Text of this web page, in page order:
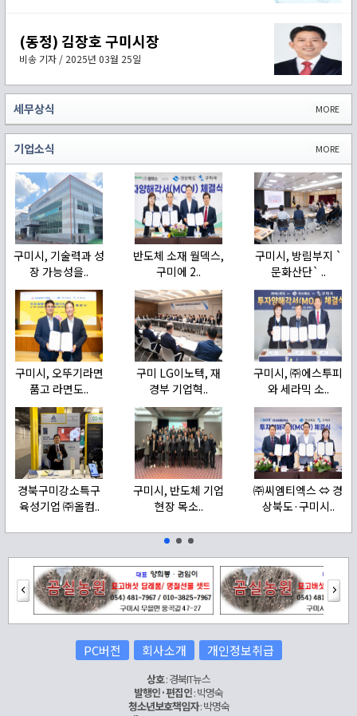
(동정) 김장호 구미시장
비송 기자 / 2025년 03월 25일
MORE
세무상식
MORE
기업소식
구미시, 기술력과 성
장 가능성을..
반도체 소재 월덱스,
구미에 2..
구미시, 방림부지 `
문화산단` ..
구미시, 오뚜기라면
품고 라면도..
구미 LG이노텍, 재
경부 기업혁..
구미시, ㈜에스투피
와 세라믹 소..
경북구미강소특구
육성기업 ㈜올컴..
구미시, 반도체 기업
현장 목소..
㈜씨엠티엑스 ⇔ 경
상북도·구미시..
PC버전 회사소개 개인정보취급
상호: 경북IT뉴스
발행인·편집인: 박명숙
청소년보호책임자: 박명숙